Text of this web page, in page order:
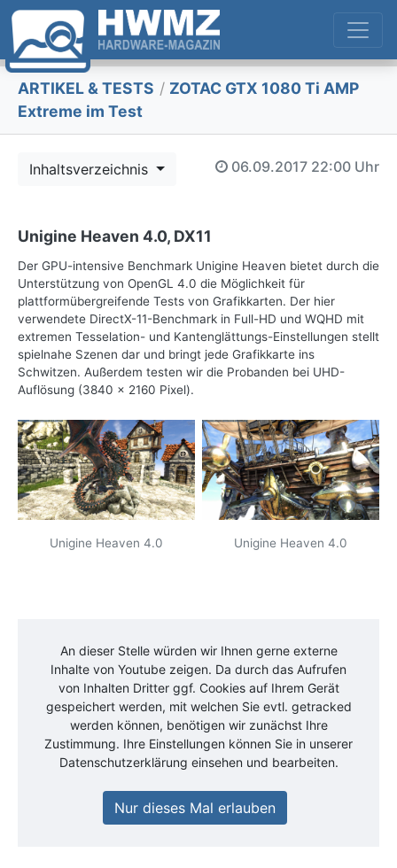
ARTIKEL & TESTS / ZOTAC GTX 1080 Ti AMP
Extreme im Test
Inhaltsverzeichnis 06.09.2017 22:00 Uhr
Unigine Heaven 4.0, DX11
Der GPU-intensive Benchmark Unigine Heaven bietet durch die
Unterstützung von OpenGL 4.0 die Möglichkeit für
plattformübergreifende Tests von Grafikkarten. Der hier
verwendete DirectX-11-Benchmark in Full-HD und WQHD mit
extremen Tesselation- und Kantenglättungs-Einstellungen stellt
spielnahe Szenen dar und bringt jede Grafikkarte ins
Schwitzen. Außerdem testen wir die Probanden bei UHD-
Auflösung (3840 x 2160 Pixel).
Unigine Heaven 4.0 Unigine Heaven 4.0
An dieser Stelle würden wir Ihnen gerne externe
Inhalte von Youtube zeigen. Da durch das Aufrufen
von Inhalten Dritter ggf. Cookies auf Ihrem Gerät
gespeichert werden, mit welchen Sie evtl. getracked
werden können, benötigen wir zunächst Ihre
Zustimmung. Ihre Einstellungen können Sie in unserer
Datenschutzerklärung einsehen und bearbeiten.
Nur dieses Mal erlauben